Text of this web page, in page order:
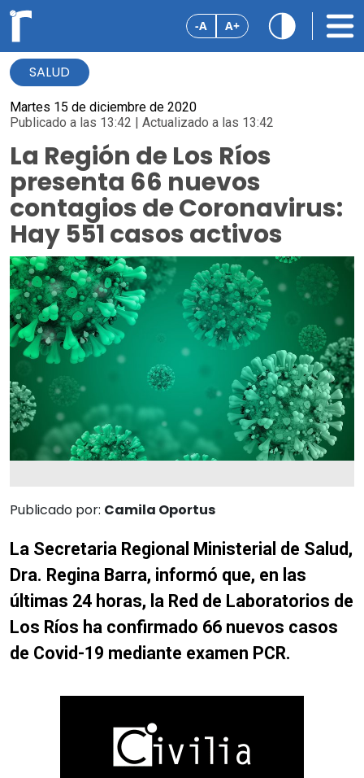
-A A+
SALUD
Martes 15 de diciembre de 2020
Publicado a las 13:42 | Actualizado a las 13:42
La Región de Los Ríos
presenta 66 nuevos
contagios de Coronavirus:
Hay 551 casos activos
Publicado por: Camila Oportus
La Secretaria Regional Ministerial de Salud,
Dra. Regina Barra, informó que, en las
últimas 24 horas, la Red de Laboratorios de
Los Ríos ha confirmado 66 nuevos casos
de Covid-19 mediante examen PCR.